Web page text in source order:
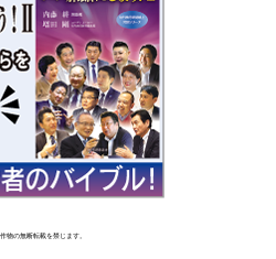
物の無断転載を禁じます。